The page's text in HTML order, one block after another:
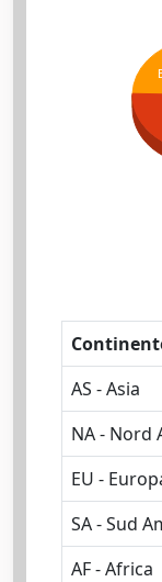
AS - Asia
NA - Nord
EU -
SA - Sud
AF - Africa